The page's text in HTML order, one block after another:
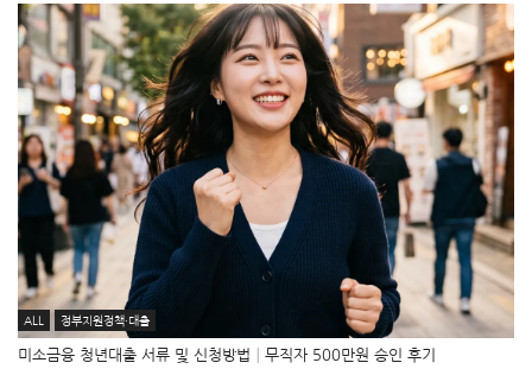
ALL 정부지원정책·대출
미소금융 청년대출 서류 및 신청방법│무직자 500만원 승인 후기